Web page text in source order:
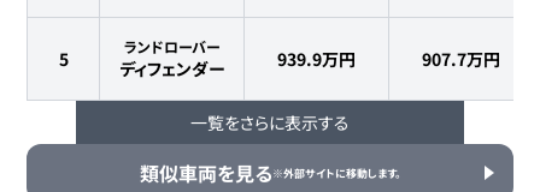
5
ランドローバー
ディフェンダー 939.9万円 907.7万円
6
ランドローバー
ディフェンダー 940.5万円 923万円
一覧をさらに表示する
類似車両を見る※外部サイトに移動します。